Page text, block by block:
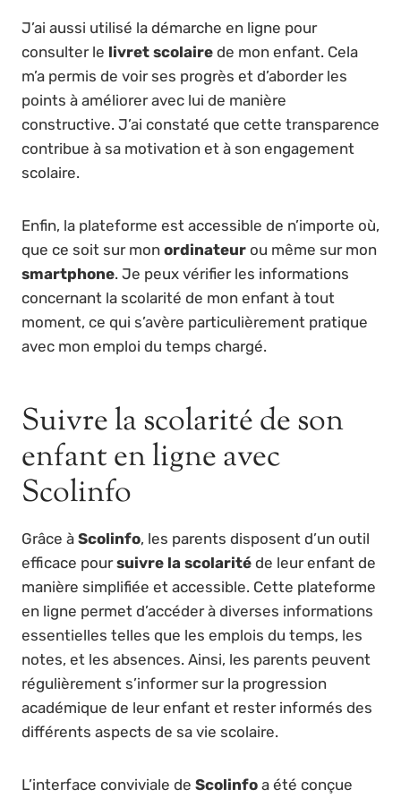
J’ai aussi utilisé la démarche en ligne pour
consulter le livret scolaire de mon enfant. Cela
m’a permis de voir ses progrès et d’aborder les
points à améliorer avec lui de manière
constructive. J’ai constaté que cette transparence
contribue à sa motivation et à son engagement
scolaire.
Enfin, la plateforme est accessible de n’importe où,
que ce soit sur mon ordinateur ou même sur mon
smartphone. Je peux vérifier les informations
concernant la scolarité de mon enfant à tout
moment, ce qui s’avère particulièrement pratique
avec mon emploi du temps chargé.
Suivre la scolarité de son
enfant en ligne avec
Scolinfo
Grâce à Scolinfo, les parents disposent d’un outil
efficace poursuivre la scolarité de leur enfant de
manière simplifiée et accessible. Cette plateforme
en ligne permet d’accéder à diverses informations
essentielles telles que les emplois du temps, les
notes, et les absences. Ainsi, les parents peuvent
régulièrement s’informer sur la progression
académique de leur enfant et rester informés des
différents aspects de sa vie scolaire.
L’interface conviviale de Scolinfo a été conçue